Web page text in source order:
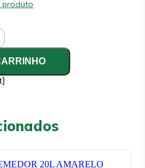
produto